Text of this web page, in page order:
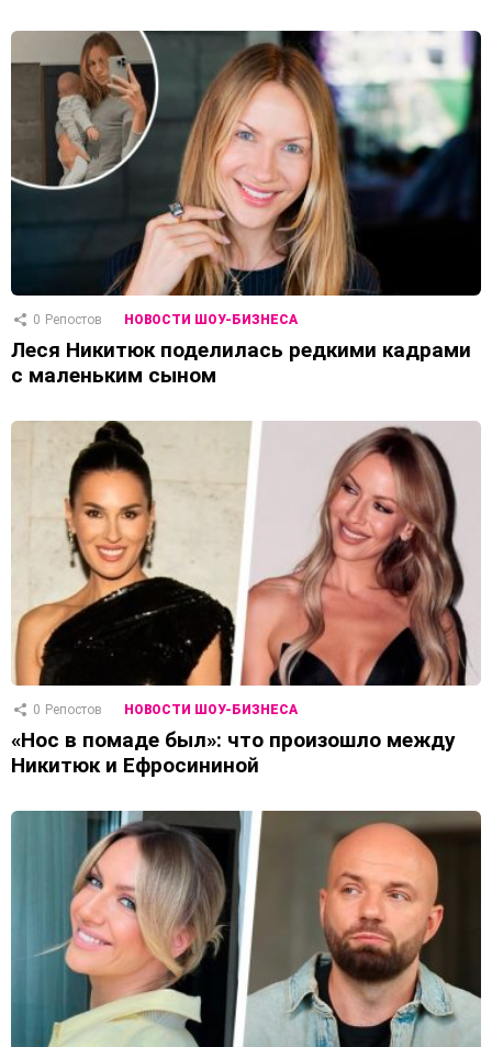
0 Репостов НОВОСТИ ШОУ-БИЗНЕСА
Леся Никитюк поделилась редкими кадрами
с маленьким сыном
0 Репостов НОВОСТИ ШОУ-БИЗНЕСА
«Нос в помаде был»: что произошло между
Никитюк и Ефросининой